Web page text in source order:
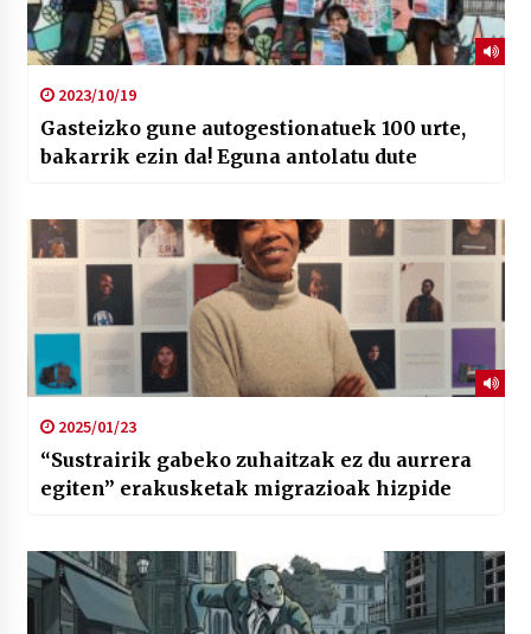
2023/10/19
Gasteizko gune autogestionatuek 100 urte,
bakarrik ezin da! Eguna antolatu dute
2025/01/23
“Sustrairik gabeko zuhaitzak ez du aurrera
egiten” erakusketak migrazioak hizpide